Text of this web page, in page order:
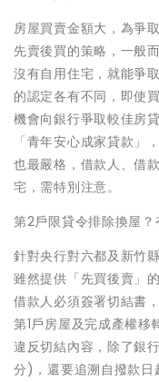
房屋買賣金額大，為爭
先賣後買的策略，一般
沒有自用住宅，就能爭
的認定各有不同，即使
機會向銀行爭取較佳房
「青年安心成家貸款」
也最嚴格，借款人、借
宅，需特別注意。
第2戶限貸令排除換屋？
針對央行對六都及新竹
雖然提供「先買後賣」
借款人必須簽署切結書
第1戶房屋及完成產權
違反切結內容，除了銀
分)，還要追溯自撥款日